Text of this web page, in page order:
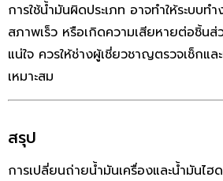
การใช้น้ำมันผิดประเภท อาจทำให้ระบบท
สภาพเร็ว หรือเกิดความเสียหายต่อชิ้นส่
แน่ใจ ควรให้ช่างผู้เชี่ยวชาญตรวจเช็กแ
เหมาะสม
สรุป
การเปลี่ยนถ่ายน้ำมันเครื่องและน้ำมันไ